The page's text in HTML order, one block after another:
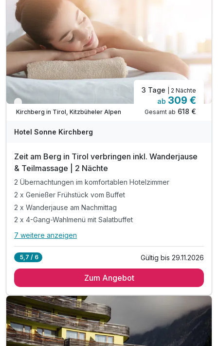
Verfügbar bis November
Kirchberg in Tirol, Kitzbüheler Alpen
3 Tage | 2 Nächte
ab 309 €
Gesamt ab 618 €
Hotel Sonne Kirchberg
Zeit am Berg in Tirol verbringen inkl. Wanderjause
& Teilmassage | 2 Nächte
2 Übernachtungen im komfortablen Hotelzimmer
2 x Genießer Frühstück vom Buffet
2 x Wanderjause am Nachmittag
2 x 4-Gang-Wahlmenü mit Salatbuffet
Alle Inklusivleistungen
2 x Genießer Frühstück vom Buffet
2 x 4-Gang-Wahlmenü mit Salatbuffet
1 x Flasche Prosecco am Zimmer
1 x Classic Massage pro Person (Dauer 25 Minuten)*
inkl. Nutzung des 3.200m² großem PURE|ALPIN|SPA
7 weitere anzeigen
5,7 / 6 Gültig bis 29.11.2026
Zum Angebot